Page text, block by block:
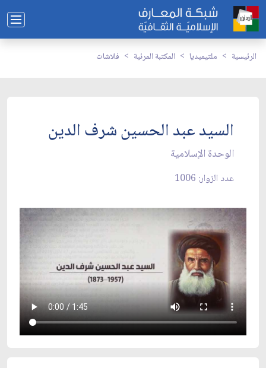
الرئيسية ملتيميديا المكتبة المرئية فلاشات
السيد عبد الحسين شرف الدين
الوحدة الإسلامية
عدد الزوار: 1006